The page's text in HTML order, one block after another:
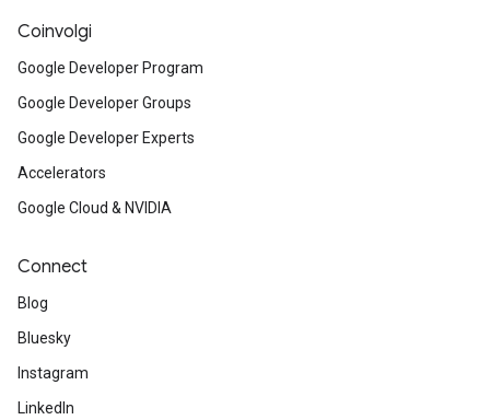
Coinvolgi
Google Developer Program
Google Developer Groups
Google Developer Experts
Accelerators
Google Cloud & NVIDIA
Connect
Blog
Bluesky
Instagram
LinkedIn